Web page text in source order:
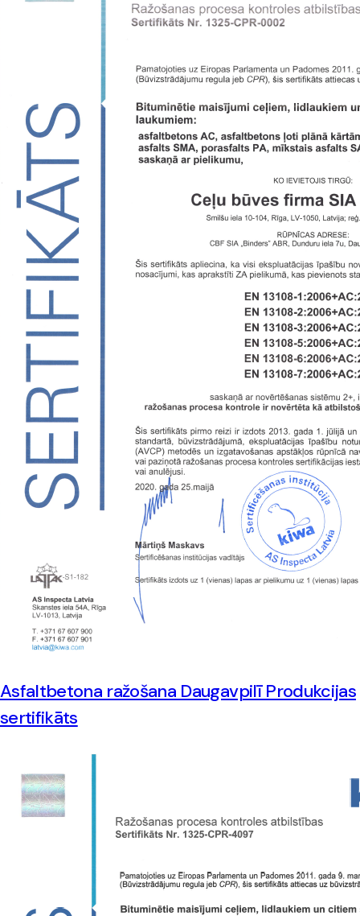
Asfaltbetona ražošana Daugavpilī Produkcijas
sertifikāts